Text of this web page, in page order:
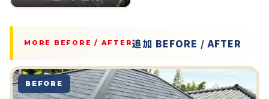
MORE BEFORE / AFTER追加 BEFORE / AFTER
BEFORE